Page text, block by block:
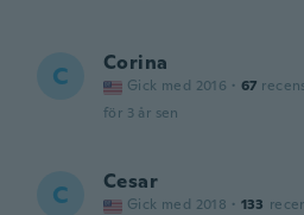
C Corina
Gick med 2016 · 67
för 3 år sen
C Cesar
Gick med 2018 · 133